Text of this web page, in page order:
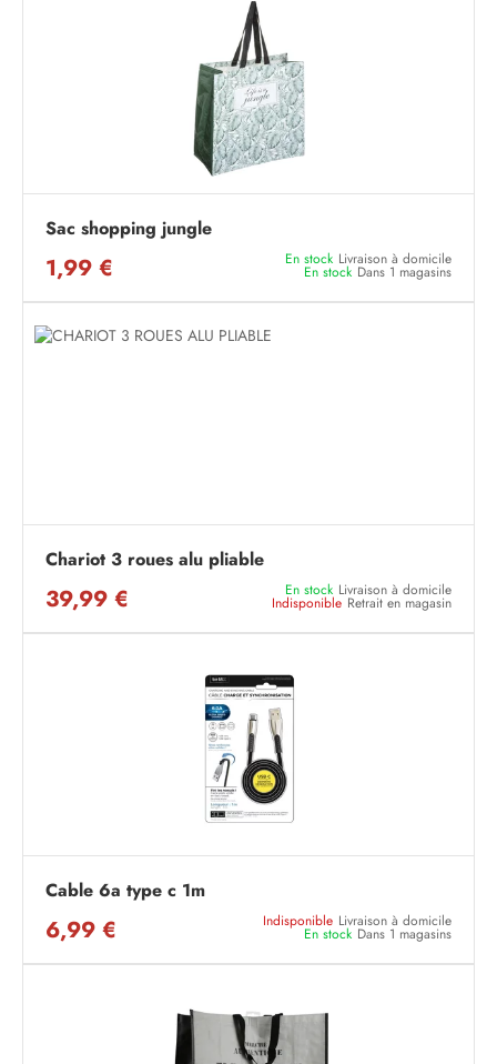
Sac shopping jungle
1,99 € En stock Livraison à domicile
En stock Dans 1 magasins
Chariot 3 roues alu pliable
39,99 € En stock Livraison à domicile
Indisponible Retrait en magasin
Cable 6a type c 1m
6,99 € Indisponible Livraison à domicile
En stock Dans 1 magasins